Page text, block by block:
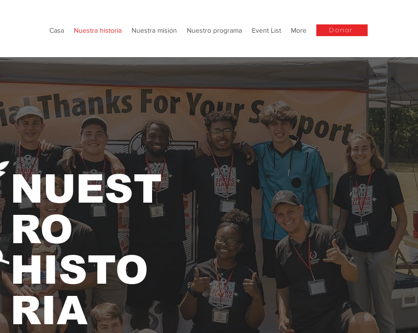
Casa Nuestra historia Nuestra misión Nuestro programa Event List More Donar
NUEST
RO
HISTO
RIA